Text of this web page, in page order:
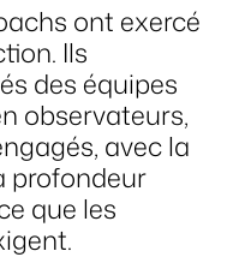
ont exercé
Ils
des équipes
observateurs,
avec la
profondeur
que les